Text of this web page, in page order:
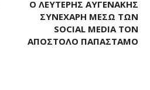
Ο ΛΕΥΤΈΡΗΣ ΑΥΓΕΝΆΚΗΣ
ΣΥΝΕΧΆΡΗ ΜΈΣΩ ΤΩΝ
SOCIAL MEDIA ΤΟΝ
ΑΠΌΣΤΟΛΟ ΠΑΠΑΣΤΆΜΟ